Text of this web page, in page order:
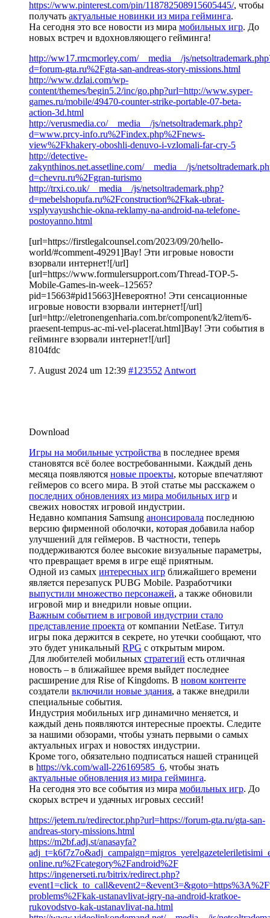
https://www.pinterest.com/pin/118782508915605445/, чтобы
получать актуальные новинки из мира гейминга.
На сегодня это все новости из мира мобильных игр. До
новых встреч и вдохновляющего гейминга!
http://ww17.rmcmorley.com/__media__/js/
d=forum-gta.ru%2Fgta-san-andreas-story-missions.html
http://www.dzlai.com/wp-
content/themes/begin5.2/inc/go.php?url=http://www.syper-
games.ru/mobile/49470-counter-strike-portable-07-beta-
action-3d.html
http://verusmedia.co/__media__/js/netsoltrademark.php?
d=www.prcy-info.ru%2Findex.php%2Fnews-
view%2Fkhakery-oboshli-denuvo-i-vzlomali-far-cry-5
http://detective-
zakynthinos.net.assetline.com/__media__/js/
d=chevru.ru%2Fgran-turismo
http://trxi.co.uk/__media__/js/netsoltrademark.php?
d=mebelshopufa.ru%2Fconstruction%2Fkak-ubrat-
vsplyvayushchie-okna-reklamy-na-android-na-telefone-
postoyanno.html
[url=https://firstlegalcounsel.com/2023/09/20/hello-
world/#comment-49291]Вау! Эти игровые новости
взорвали интернет![/url]
[url=https://www.formulersupport.com/Thread-TOP-5-
Mobile-Games-in-week–12565?
pid=15663#pid15663]Невероятно! Эти сенсационные
игровые новости взорвали интернет![/url]
[url=http://eletronengenharia.com.br/component/k2/item/6-
praesent-tempus-ac-mi-vel-placerat.html]Вау! Эти события в
гейминге взорвали интернет![/url]
8104fdc
7. August 2024 um 12:39 #123552 Antwort
Download
Игры на мобильные устройства в последнее время
становятся всё более востребованными. Каждый день
месяца появляются новые проекты, которые впечатляют
геймеров со всего мира. В этой статье мы расскажем о
последних обновлениях из мира мобильных игр и
свежих новостях игровой индустрии.
Недавно компания Samsung анонсировала последнюю
версию фирменной оболочки, которая добавила набор
улучшений для геймеров. В частности, теперь
поддерживаются более высокие визуальные параметры,
что превращает время в игре ещё приятным.
Одной из самых интересных игр ближайшего времени
является перезапуск PUBG Mobile. Разработчики
выпустили множество персонажей, а также обновили
игровой мир и внедрили новые опции.
Важным событием в игровой индустрии стало
представление проекта от компании NetEase. Титул
игры пока держится в секрете, но утечки сообщают, что
это будет уникальный RPG с открытым миром.
Для любителей мобильных стратегий есть отличная
новость – в ближайшее время выйдет последнее
расширение для Rise of Kingdoms. В новом контенте
создатели включили новые здания, а также внедрили
специальные события.
Индустрия мобильных игр динамично меняется, и
каждый день появляются интересные проекты. Следите
за нашими обзорами, чтобы узнать первыми о самых
актуальных играх и новостях индустрии.
Кроме того, обязательно подписаться нашей страницей
в https://vk.com/wall-226169585_6, чтобы знать
актуальные обновления из мира гейминга.
На сегодня это все события из мира мобильных игр. До
скорых встреч и удачных игровых сессий!
https://jetem.ru/redirector.php?url=https://forum-gta.ru/gta-san-
andreas-story-missions.html
https://m2bf.adj.st/anasayfa?
online.ru%2Fcategory%2Fandroid%2F
https://ingenerseti.ru/bitrix/redirect.php?
problems%2Fkak-ustanavlivat-igry-na-android-kratkoe-
rukovodstvo-kak-ustanavlivat-na.html